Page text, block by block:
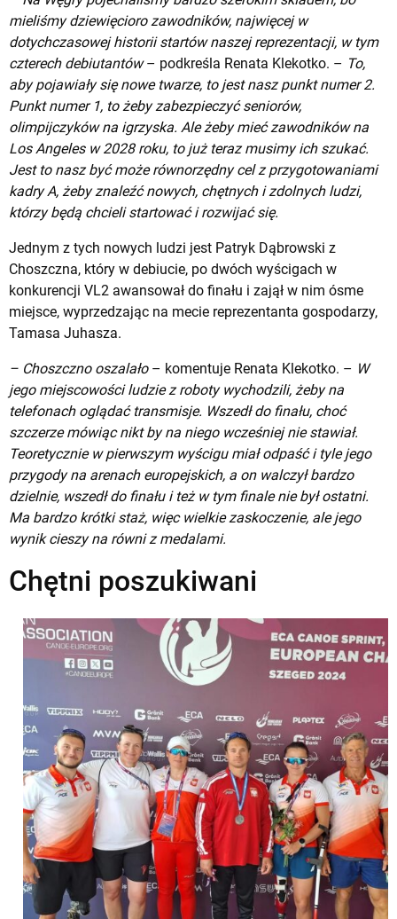
mieliśmy dziewięcioro zawodników, najwięcej w
dotychczasowej historii startów naszej reprezentacji, w tym
czterech debiutantów– podkreśla Renata Klekotko. – To,
aby pojawiały się nowe twarze, to jest nasz punkt numer 2.
Punkt numer 1, to żeby zabezpieczyć seniorów,
olimpijczyków na igrzyska. Ale żeby mieć zawodników na
Los Angeles w 2028 roku, to już teraz musimy ich szukać.
Jest to nasz być może równorzędny cel z przygotowaniami
kadry A, żeby znaleźć nowych, chętnych i zdolnych ludzi,
którzy będą chcieli startować i rozwijać się.
Jednym z tych nowych ludzi jest Patryk Dąbrowski z
Choszczna, który w debiucie, po dwóch wyścigach w
konkurencji VL2 awansował do finału i zajął w nim ósme
miejsce, wyprzedzając na mecie reprezentanta gospodarzy,
Tamasa Juhasza.
– Choszczno oszalało– komentuje Renata Klekotko. – W
jego miejscowości ludzie z roboty wychodzili, żeby na
telefonach oglądać transmisje. Wszedł do finału, choć
szczerze mówiąc nikt by na niego wcześniej nie stawiał.
Teoretycznie w pierwszym wyścigu miał odpaść i tyle jego
przygody na arenach europejskich, a on walczył bardzo
dzielnie, wszedł do finału i też w tym finale nie był ostatni.
Ma bardzo krótki staż, więc wielkie zaskoczenie, ale jego
wynik cieszy na równi z medalami.
Chętni poszukiwani